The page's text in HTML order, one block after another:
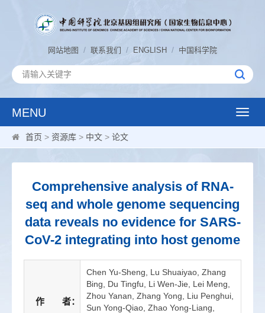
网站地图 / 联系我们 / ENGLISH / 中国科学院
MENU
Toggle
首页 > 资源库 > 中文 > 论文
Comprehensive analysis of RNA-
seq and whole genome sequencing
data reveals no evidence for SARS-
CoV-2 integrating into host genome
作 者：
Chen Yu-Sheng, Lu Shuaiyao, Zhang
Bing, Du Tingfu, Li Wen-Jie, Lei Meng,
Zhou Yanan, Zhang Yong, Liu Penghui,
Sun Yong-Qiao, Zhao Yong-Liang,